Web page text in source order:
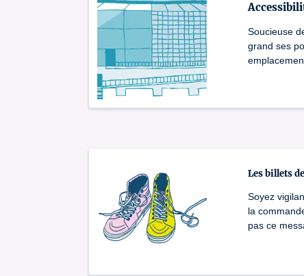
Soucieuse
grand ses
Les billets
Soyez
la
pas ce